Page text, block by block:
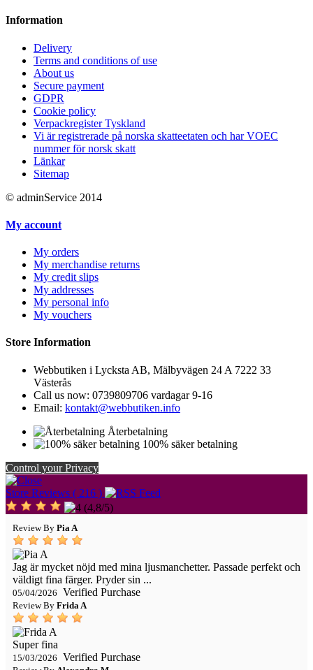
Information
Delivery
Terms and conditions of use
About us
Secure payment
GDPR
Cookie policy
Verpackregister Tyskland
Vi är registrerade på norska skatteetaten och har VOEC
nummer för norsk skatt
Länkar
Sitemap
© adminService 2014
My account
My orders
My merchandise returns
My credit slips
My addresses
My personal info
My vouchers
Store Information
Webbutiken i Lycksta AB, Mälbyvägen 24 A 7222 33
Västerås
Call us now: 0739809706 vardagar 9-16
Email: kontakt@webbutiken.info
Återbetalning
100% säker betalning
Control your Privacy
Store Reviews ( 216 )
(4,8/5)
Review By Pia A
Jag är mycket nöjd med mina ljusmanchetter. Passade perfekt och
väldigt fina färger. Pryder sin ...
05/04/2026 Verified Purchase
Review By Frida A
Super fina
15/03/2026 Verified Purchase